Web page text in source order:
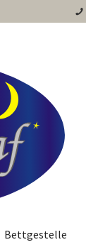
Bettgestelle